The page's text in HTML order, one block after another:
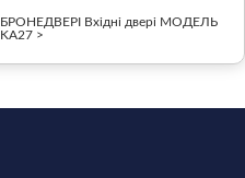
БРОНЕДВЕРІ Вхідні двері МОДЕЛЬ
KA27 >